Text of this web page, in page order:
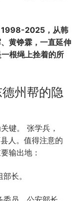
1998-2025，从韩
黄铮霖，一直延伸
根绳上拴着的所
州帮的隐
键。 张学兵，
人。值得注意的
输出地：
长。